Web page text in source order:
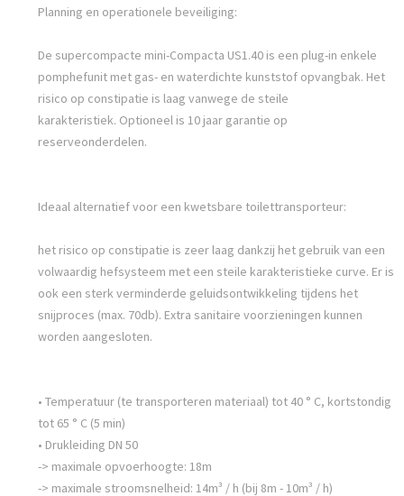
Planning en operationele beveiliging:
De supercompacte mini-Compacta US1.40 is een plug-in enkele
pomphefunit met gas- en waterdichte kunststof opvangbak. Het
risico op constipatie is laag vanwege de steile
karakteristiek. Optioneel is 10 jaar garantie op
reserveonderdelen.
Ideaal alternatief voor een kwetsbare toilettransporteur:
het risico op constipatie is zeer laag dankzij het gebruik van een
volwaardig hefsysteem met een steile karakteristieke curve. Er is
ook een sterk verminderde geluidsontwikkeling tijdens het
snijproces (max. 70db). Extra sanitaire voorzieningen kunnen
worden aangesloten.
• Temperatuur (te transporteren materiaal) tot 40 ° C, kortstondig
tot 65 ° C (5 min)
• Drukleiding DN 50
-> maximale opvoerhoogte: 18m
-> maximale stroomsnelheid: 14m³ / h (bij 8m - 10m³ / h)